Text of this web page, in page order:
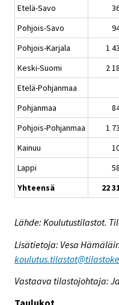
Etelä-Savo
Pohjois-Savo
Pohjois-Karjala
1
Keski-Suomi
2
Etelä-Pohjanmaa
Pohjanmaa
Pohjois-Pohjanmaa
1
Kainuu
Lappi
Yhteensä
22
Lähde: Koulutustilastot.
Lisätietoja: Vesa
Vastaava tilastojohtaja: